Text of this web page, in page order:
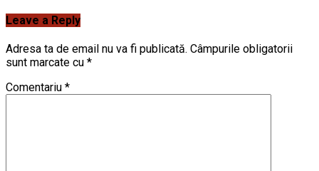
Leave a Reply
Adresa ta de email nu va fi publicată. Câmpurile obligatorii
sunt marcate cu *
Comentariu *